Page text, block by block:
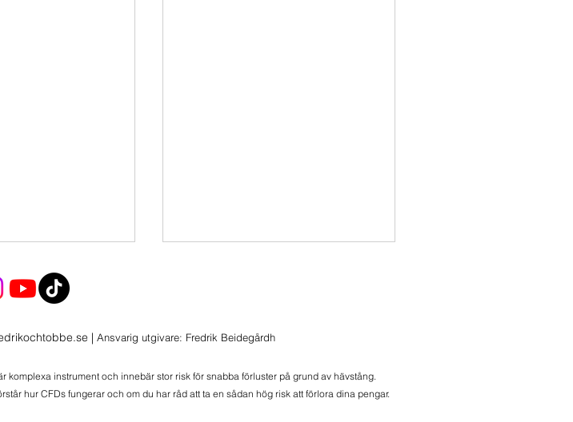
-
kring öppningen. Som alltid,
när det...
| Ansvarig utgivare: Fredrik Beidegårdh
komplexa instrument och innebär stor risk för snabba förluster på grund av hävstång.
hur CFDs fungerar och om du har råd att ta en sådan hög risk att förlora dina pengar.